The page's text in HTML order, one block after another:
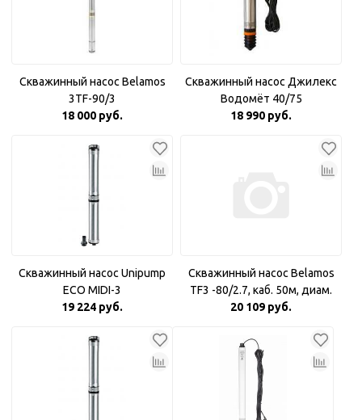
Скважинный насос Belamos
3TF-90/3
18 000 руб.
Скважинный насос Джилекс
Водомёт 40/75
18 990 руб.
Скважинный насос Unipump
ECO MIDI-3
19 224 руб.
Скважинный насос Belamos
TF3 -80/2.7, каб. 50м, диам.
78мм
20 109 руб.